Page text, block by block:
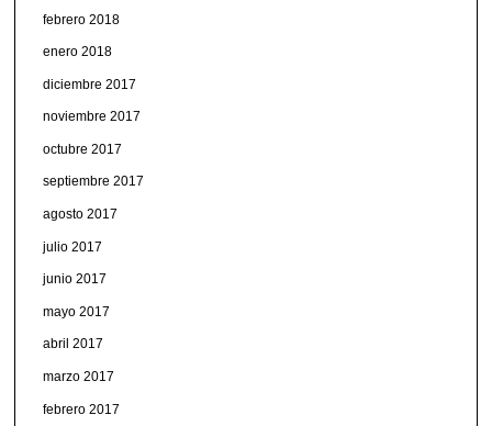
febrero 2018
enero 2018
diciembre 2017
noviembre 2017
octubre 2017
septiembre 2017
agosto 2017
julio 2017
junio 2017
mayo 2017
abril 2017
marzo 2017
febrero 2017